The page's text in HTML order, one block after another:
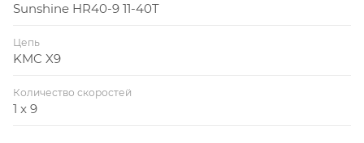
Sunshine HR40-9 11-40T
Цепь
KMC X9
Количество скоростей
1 x 9